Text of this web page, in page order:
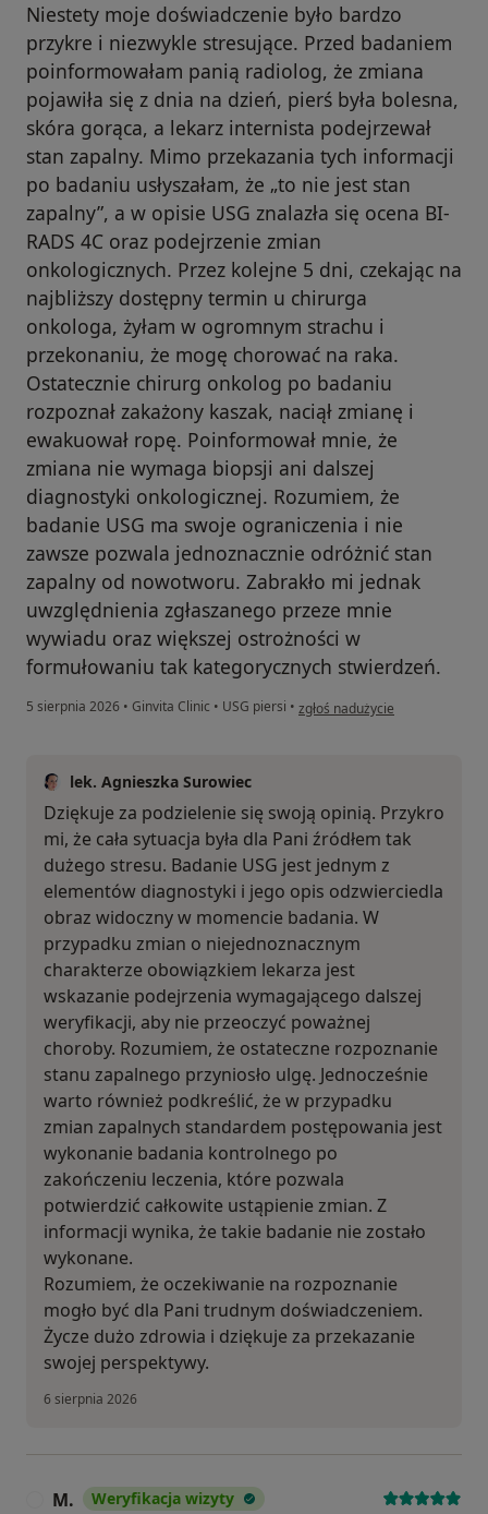
Niestety moje doświadczenie było bardzo
przykre i niezwykle stresujące. Przed badaniem
poinformowałam panią radiolog, że zmiana
pojawiła się z dnia na dzień, pierś była bolesna,
skóra gorąca, a lekarz internista podejrzewał
stan zapalny. Mimo przekazania tych informacji
po badaniu usłyszałam, że „to nie jest stan
zapalny”, a w opisie USG znalazła się ocena BI-
RADS 4C oraz podejrzenie zmian
onkologicznych. Przez kolejne 5 dni, czekając na
najbliższy dostępny termin u chirurga
onkologa, żyłam w ogromnym strachu i
przekonaniu, że mogę chorować na raka.
Ostatecznie chirurg onkolog po badaniu
rozpoznał zakażony kaszak, naciął zmianę i
ewakuował ropę. Poinformował mnie, że
zmiana nie wymaga biopsji ani dalszej
diagnostyki onkologicznej. Rozumiem, że
badanie USG ma swoje ograniczenia i nie
zawsze pozwala jednoznacznie odróżnić stan
zapalny od nowotworu. Zabrakło mi jednak
uwzględnienia zgłaszanego przeze mnie
wywiadu oraz większej ostrożności w
formułowaniu tak kategorycznych stwierdzeń.
5 sierpnia 2026 • Ginvita Clinic • USG piersi • w opinii użytkownika J.P
zgłoś nadużycie
lek. Agnieszka Surowiec
Dziękuje za podzielenie się swoją opinią. Przykro
mi, że cała sytuacja była dla Pani źródłem tak
dużego stresu. Badanie USG jest jednym z
elementów diagnostyki i jego opis odzwierciedla
obraz widoczny w momencie badania. W
przypadku zmian o niejednoznacznym
charakterze obowiązkiem lekarza jest
wskazanie podejrzenia wymagającego dalszej
weryfikacji, aby nie przeoczyć poważnej
choroby. Rozumiem, że ostateczne rozpoznanie
stanu zapalnego przyniosło ulgę. Jednocześnie
warto również podkreślić, że w przypadku
zmian zapalnych standardem postępowania jest
wykonanie badania kontrolnego po
zakończeniu leczenia, które pozwala
potwierdzić całkowite ustąpienie zmian. Z
informacji wynika, że takie badanie nie zostało
wykonane.
Rozumiem, że oczekiwanie na rozpoznanie
mogło być dla Pani trudnym doświadczeniem.
Życze dużo zdrowia i dziękuje za przekazanie
swojej perspektywy.
6 sierpnia 2026
M. Weryfikacja wizyty